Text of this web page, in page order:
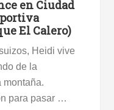
en Ciudad
El Calero)
Heidi vive
de la
montaña.
para pasar …